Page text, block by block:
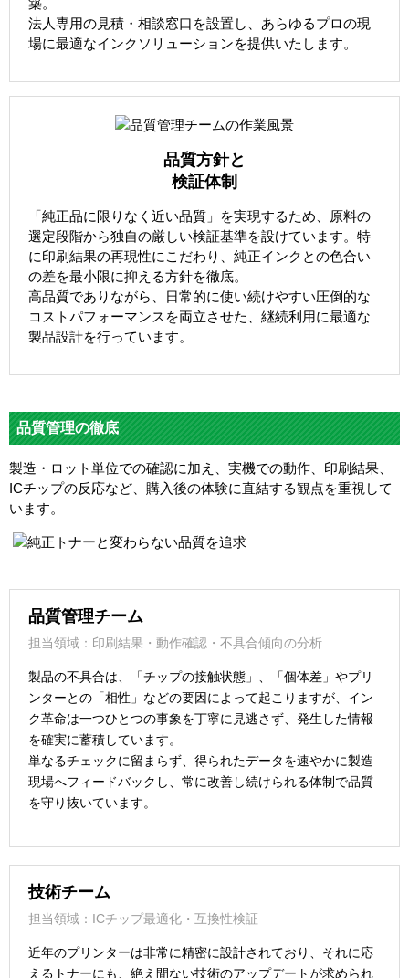
築。
法人専用の見積・相談窓口を設置し、あらゆるプロの現
場に最適なインクソリューションを提供いたします。
品質方針と
検証体制
「純正品に限りなく近い品質」を実現するため、原料の
選定段階から独自の厳しい検証基準を設けています。特
に印刷結果の再現性にこだわり、純正インクとの色合い
の差を最小限に抑える方針を徹底。
高品質でありながら、日常的に使い続けやすい圧倒的な
コストパフォーマンスを両立させた、継続利用に最適な
製品設計を行っています。
品質管理の徹底
製造・ロット単位での確認に加え、実機での動作、印刷結果、
ICチップの反応など、購入後の体験に直結する観点を重視して
います。
品質管理チーム
担当領域：印刷結果・動作確認・不具合傾向の分析
製品の不具合は、「チップの接触状態」、「個体差」やプリ
ンターとの「相性」などの要因によって起こりますが、イン
ク革命は一つひとつの事象を丁寧に見逃さず、発生した情報
を確実に蓄積しています。
単なるチェックに留まらず、得られたデータを速やかに製造
現場へフィードバックし、常に改善し続けられる体制で品質
を守り抜いています。
技術チーム
担当領域：ICチップ最適化・互換性検証
近年のプリンターは非常に精密に設計されており、それに応
えるトナーにも、絶え間ない技術のアップデートが求められ